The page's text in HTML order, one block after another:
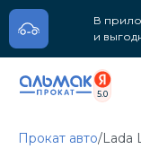
В
и
5.0
Прокат авто/Lada